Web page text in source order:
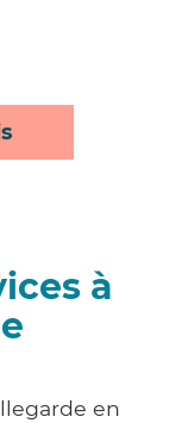
à
en